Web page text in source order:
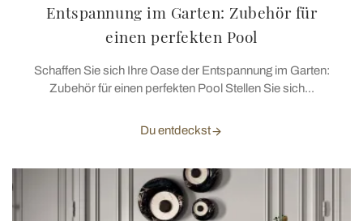
Entspannung im Garten: Zubehör für
einen perfekten Pool
Schaffen Sie sich Ihre Oase der Entspannung im Garten:
Zubehör für einen perfekten Pool Stellen Sie sich...
Du entdeckst